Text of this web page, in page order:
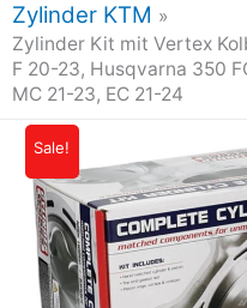
Zylinder KTM
Zylinder Kit mit Vertex
F 20-23, Husqvarna 350
MC 21-23, EC 21-24
Sale!
Preis
war: